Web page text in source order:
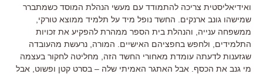
ואידיאליסטית צריכה להתמודד עם מעשי הנהלת המוסד כשמתברר
שמישהו גונב ארנקים
החשד נופל מיד על תלמיד ממוצא טורקי
ממשפחה ענייה
והנהלת בית הספר ממהרת להפקיע את זכויות
התלמידים
ולחפש בחפציהם האישיים המורה נרעשת מהעובדה
שגזענות לדעתה עומדת מאחורי החשד הזה
מחליטה לחקור בעצמה
מי גנב את הכסף
אבל האתגר האמיתי שלה – בסרט קטן ופשוט
אבל